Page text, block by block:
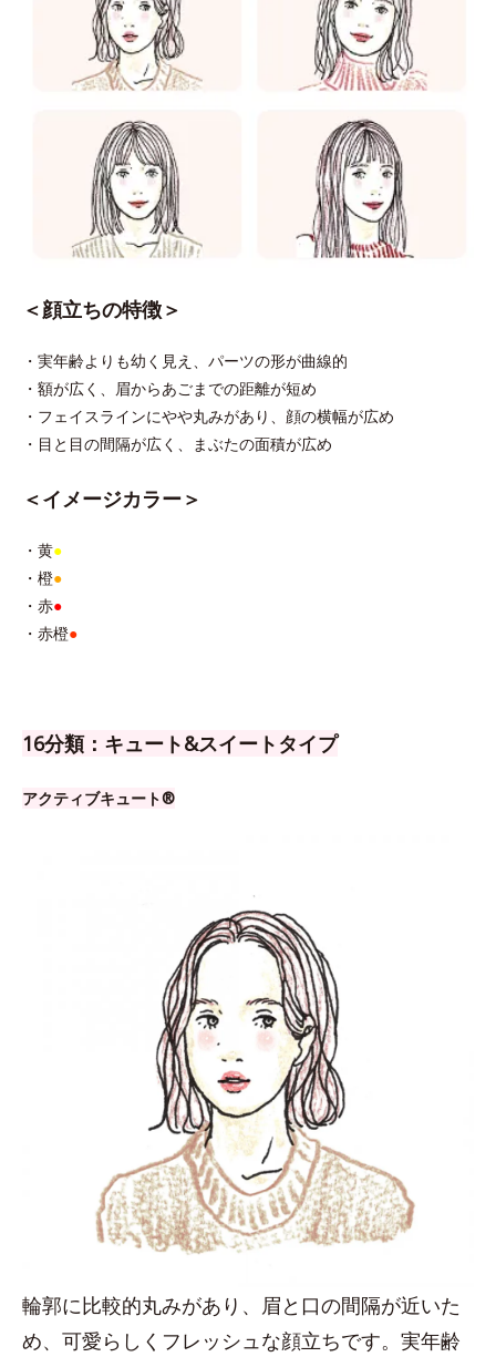
＜顔立ちの特徴＞
・実年齢よりも幼く見え、パーツの形が曲線的
・額が広く、眉からあごまでの距離が短め
・フェイスラインにやや丸みがあり、顔の横幅が広め
・目と目の間隔が広く、まぶたの面積が広め
＜イメージカラー＞
・黄●
・橙●
・赤●
・赤橙●
16分類：キュート&スイートタイプ
アクティブキュート®
輪郭に比較的丸みがあり、眉と口の間隔が近いた
め、可愛らしくフレッシュな顔立ちです。実年齢